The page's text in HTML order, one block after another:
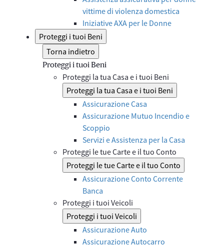
vittime di violenza domestica
Iniziative AXA per le Donne
Proteggi i tuoi Beni
Torna indietro
Proteggi i tuoi Beni
Proteggi la tua Casa e i tuoi Beni
Proteggi la tua Casa e i tuoi Beni
Assicurazione Casa
Assicurazione Mutuo Incendio e
Scoppio
Servizi e Assistenza per la Casa
Proteggi le tue Carte e il tuo Conto
Proteggi le tue Carte e il tuo Conto
Assicurazione Conto Corrente
Banca
Proteggi i tuoi Veicoli
Proteggi i tuoi Veicoli
Assicurazione Auto
Assicurazione Autocarro